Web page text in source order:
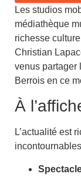
Les studios
médiathèque
richesse
Christian
venus partager
Berrois en ce
À
L’actualité est